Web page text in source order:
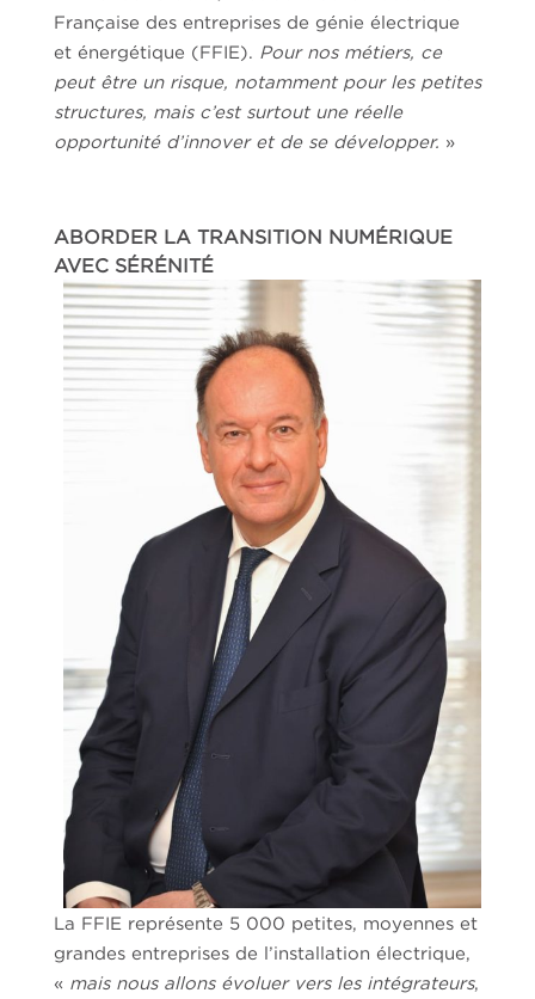
Française des entreprises de génie électrique
et énergétique (FFIE).
Pour nos métiers, ce
peut être un risque, notamment pour les petites
structures, mais c’est surtout une réelle
opportunité d’innover et de se développer. »
ABORDER LA TRANSITION NUMÉRIQUE
AVEC SÉRÉNITÉ
La FFIE représente 5 000 petites, moyennes et
grandes entreprises de l’installation électrique,
« mais nous allons évoluer vers les intégrateurs,